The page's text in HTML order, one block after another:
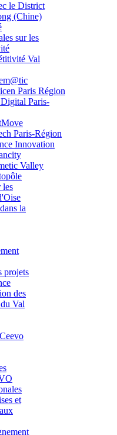
le District
(Chine)
sur les
Val
Paris Région
Paris-
Paris-Région
Innovation
Valley
les
la
projets
des
Val
et